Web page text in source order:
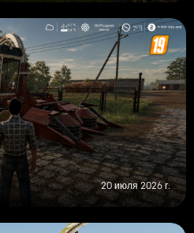
20 июля 2026 г.